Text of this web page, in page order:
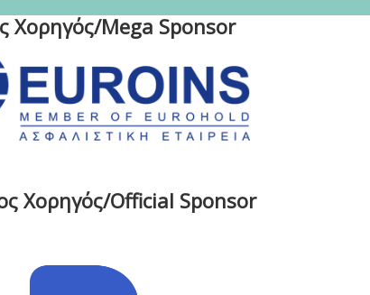
Χορηγός/Mega Sponsor
Χορηγός/Official Sponsor